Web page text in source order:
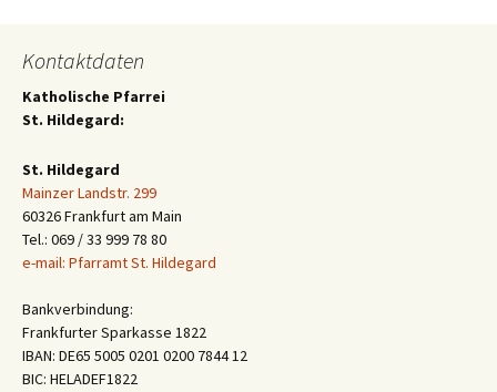
Kontaktdaten
Katholische Pfarrei
St. Hildegard:
St. Hildegard
Mainzer Landstr. 299
60326 Frankfurt am Main
Tel.: 069 / 33 999 78 80
e-mail: Pfarramt St. Hildegard
Bankverbindung:
Frankfurter Sparkasse 1822
IBAN: DE65 5005 0201 0200 7844 12
BIC: HELADEF1822